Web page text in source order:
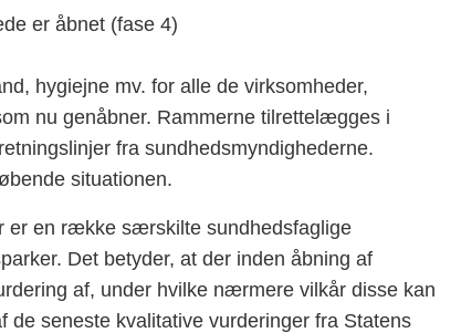
er åbnet (fase 4)
hygiejne mv. for alle de virksomheder,
nu genåbner. Rammerne tilrettelægges i
fra sundhedsmyndighederne.
situationen.
er en række særskilte sundhedsfaglige
Det betyder, at der inden åbning af
af, under hvilke nærmere vilkår disse kan
seneste kvalitative vurderinger fra Statens